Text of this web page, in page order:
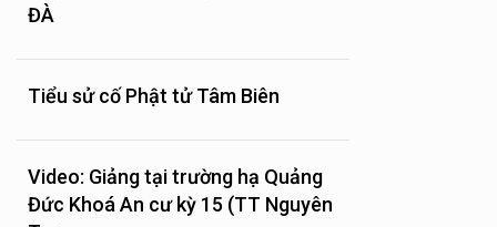
ĐÀ
Tiểu sử cố Phật tử Tâm Biên
Video: Giảng tại trường hạ Quảng
Đức Khoá An cư kỳ 15 (TT Nguyên